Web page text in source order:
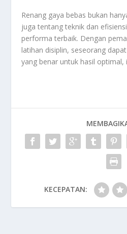
Renang gaya bebas bukan
juga tentang teknik dan
performa terbaik. Dengan
latihan disiplin, seseorang
yang benar untuk hasil optimal,
KECEPATAN: